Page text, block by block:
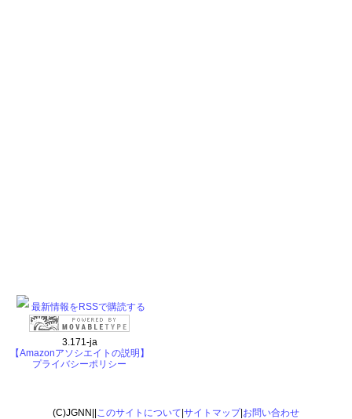
最新情報をRSSで購読する
3.171-ja
【Amazonアソシエイトの説明】
プライバシーポリシー
(C)JGNN|| このサイトについて サイトマップ| お問い合わせ